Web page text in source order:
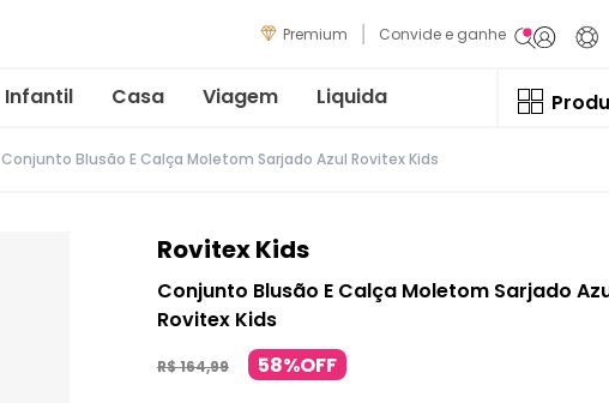
Premium Convide e ganhe
Infantil Casa Viagem Liquida
Conjunto Blusão E Calça Moletom Sarjado Azul Rovitex Kids
Rovitex Kids
Conjunto Blusão E Calça Moletom Sarjado
Rovitex Kids
R$164,99 58%OFF